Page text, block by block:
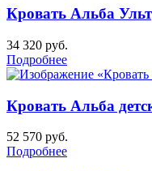
Кровать Альба
34 320 руб.
Подробнее
Кровать Альба
52 570 руб.
Подробнее